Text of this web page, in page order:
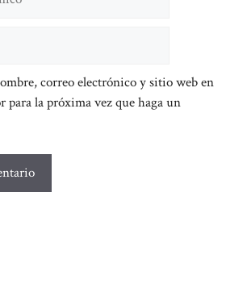
correo electrónico y sitio web en
para la próxima vez que haga un